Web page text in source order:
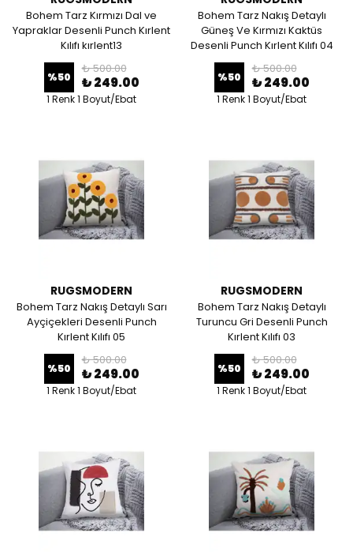
Bohem Tarz Kırmızı Dal ve
Yapraklar Desenli Punch Kırlent
Kılıfı kırlent13
%50
₺ 500.00
₺ 249.00
1 Renk 1 Boyut/Ebat
Bohem Tarz Nakış Detaylı
Güneş Ve Kırmızı Kaktüs
Desenli Punch Kırlent Kılıfı 04
%50
₺ 500.00
₺ 249.00
1 Renk 1 Boyut/Ebat
RUGSMODERN
Bohem Tarz Nakış Detaylı Sarı
Ayçiçekleri Desenli Punch
Kırlent Kılıfı 05
%50
₺ 500.00
₺ 249.00
1 Renk 1 Boyut/Ebat
RUGSMODERN
Bohem Tarz Nakış Detaylı
Turuncu Gri Desenli Punch
Kırlent Kılıfı 03
%50
₺ 500.00
₺ 249.00
1 Renk 1 Boyut/Ebat